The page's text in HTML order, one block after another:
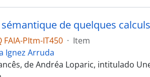
de quelques
FAIA-PItm-IT450 · Item
Ignez Arruda
de Andréa Loparic, intitulado